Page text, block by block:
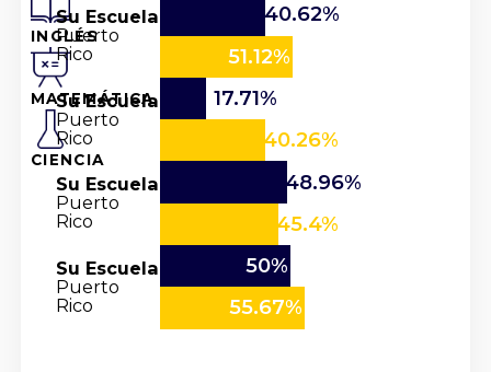
INGLÉS
MATEMÁTICA
CIENCIA
Su Escuela
Puerto
Rico
40.62%
51.12%
Su Escuela
Puerto
Rico
17.71%
40.26%
Su Escuela
Puerto
Rico
48.96%
45.4%
Su Escuela
Puerto
Rico
50%
55.67%